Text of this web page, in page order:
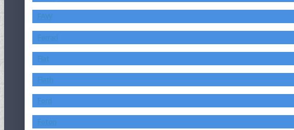
FAW
Ferrari
Fiat
Fiath
Ford
Foton